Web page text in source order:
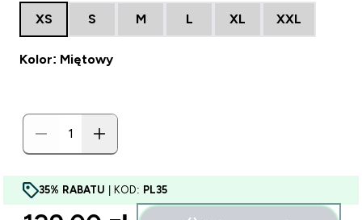
XS S M L XL XXL
Kolor: Miętowy
35% RABATU | KOD: PL35